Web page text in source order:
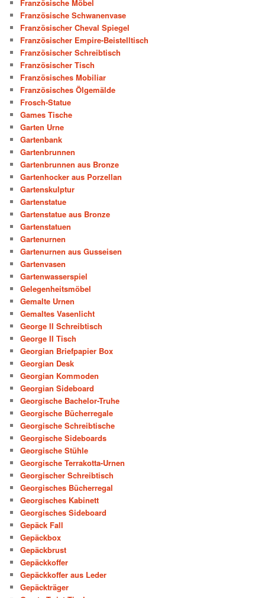
Französische Möbel
Französische Schwanenvase
Französischer Cheval Spiegel
Französischer Empire-Beistelltisch
Französischer Schreibtisch
Französischer Tisch
Französisches Mobiliar
Französisches Ölgemälde
Frosch-Statue
Games Tische
Garten Urne
Gartenbank
Gartenbrunnen
Gartenbrunnen aus Bronze
Gartenhocker aus Porzellan
Gartenskulptur
Gartenstatue
Gartenstatue aus Bronze
Gartenstatuen
Gartenurnen
Gartenurnen aus Gusseisen
Gartenvasen
Gartenwasserspiel
Gelegenheitsmöbel
Gemalte Urnen
Gemaltes Vasenlicht
George II Schreibtisch
George II Tisch
Georgian Briefpapier Box
Georgian Desk
Georgian Kommoden
Georgian Sideboard
Georgische Bachelor-Truhe
Georgische Bücherregale
Georgische Schreibtische
Georgische Sideboards
Georgische Stühle
Georgische Terrakotta-Urnen
Georgischer Schreibtisch
Georgisches Bücherregal
Georgisches Kabinett
Georgisches Sideboard
Gepäck Fall
Gepäckbox
Gepäckbrust
Gepäckkoffer
Gepäckkoffer aus Leder
Gepäckträger